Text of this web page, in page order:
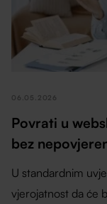
06.05.2026
Povrati u
bez
U standardnim
vjerojatnost da će